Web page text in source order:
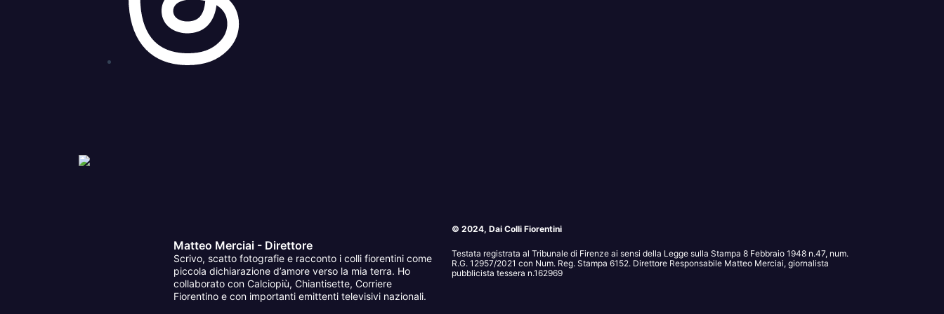
Matteo Merciai - Direttore
Scrivo, scatto fotografie e racconto i colli fiorentini come
piccola dichiarazione d’amore verso la mia terra. Ho
collaborato con Calciopiù, Chiantisette, Corriere
Fiorentino e con importanti emittenti televisivi nazionali.
© 2024, Dai Colli Fiorentini
Testata registrata al Tribunale di Firenze ai sensi della Legge sulla Stampa 8 Febbraio 1948 n.47, num.
R.G. 12957/2021 con Num. Reg. Stampa 6152. Direttore Responsabile Matteo Merciai, giornalista
pubblicista tessera n.162969